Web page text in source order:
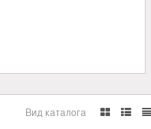
Вид каталога